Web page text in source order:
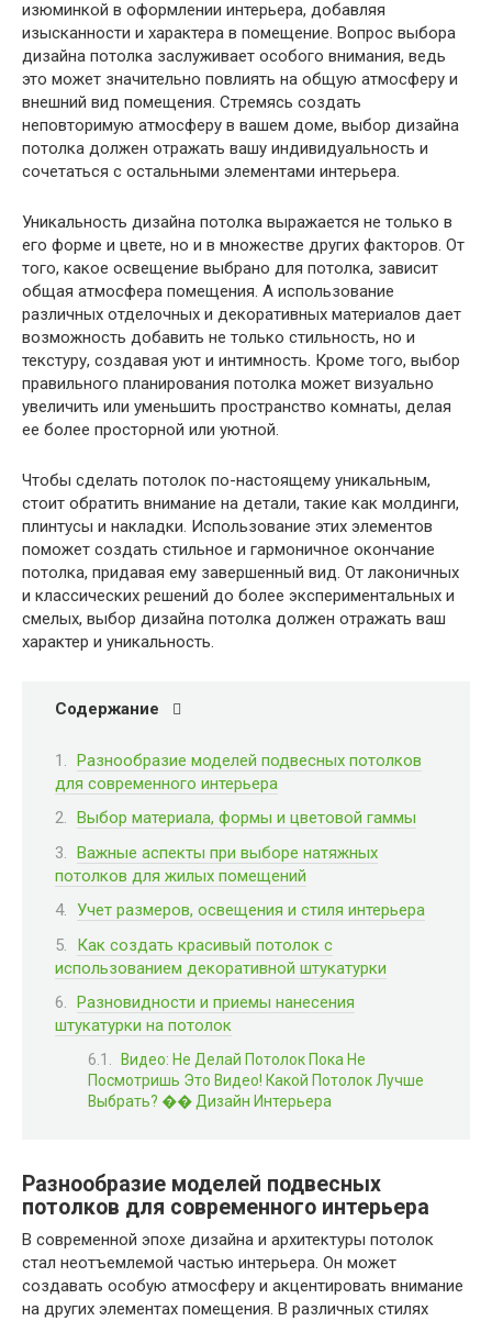
изюминкой в оформлении интерьера, добавляя
изысканности и характера в помещение. Вопрос выбора
дизайна потолка заслуживает особого внимания, ведь
это может значительно повлиять на общую атмосферу и
внешний вид помещения. Стремясь создать
неповторимую атмосферу в вашем доме, выбор дизайна
потолка должен отражать вашу индивидуальность и
сочетаться с остальными элементами интерьера.
Уникальность дизайна потолка выражается не только в
его форме и цвете, но и в множестве других факторов. От
того, какое освещение выбрано для потолка, зависит
общая атмосфера помещения. А использование
различных отделочных и декоративных материалов дает
возможность добавить не только стильность, но и
текстуру, создавая уют и интимность. Кроме того, выбор
правильного планирования потолка может визуально
увеличить или уменьшить пространство комнаты, делая
ее более просторной или уютной.
Чтобы сделать потолок по-настоящему уникальным,
стоит обратить внимание на детали, такие как молдинги,
плинтусы и накладки. Использование этих элементов
поможет создать стильное и гармоничное окончание
потолка, придавая ему завершенный вид. От лаконичных
и классических решений до более экспериментальных и
смелых, выбор дизайна потолка должен отражать ваш
характер и уникальность.
Содержание
Разнообразие моделей подвесных потолков
для современного интерьера
Выбор материала, формы и цветовой гаммы
Важные аспекты при выборе натяжных
потолков для жилых помещений
Учет размеров, освещения и стиля интерьера
Как создать красивый потолок с
использованием декоративной штукатурки
Разновидности и приемы нанесения
штукатурки на потолок
Видео: Не Делай Потолок Пока Не
Посмотришь Это Видео! Какой Потолок Лучше
Выбрать? �� Дизайн Интерьера
Разнообразие моделей подвесных
потолков для современного интерьера
В современной эпохе дизайна и архитектуры потолок
стал неотъемлемой частью интерьера. Он может
создавать особую атмосферу и акцентировать внимание
на других элементах помещения. В различных стилях